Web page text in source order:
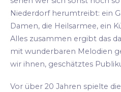
Niederdorf herumtreibt: ein
Damen, die Heilsarmee, ein
Alles zusammen ergibt das
mit wunderbaren Melodien
wir ihnen, geschätztes
Vor über 20 Jahren spielte